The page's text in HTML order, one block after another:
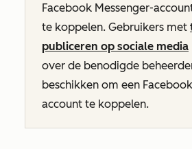
Facebook Messenger-
te koppelen. Gebruikers met
publiceren op sociale media
over de benodigde
beschikken om een
account te koppelen.